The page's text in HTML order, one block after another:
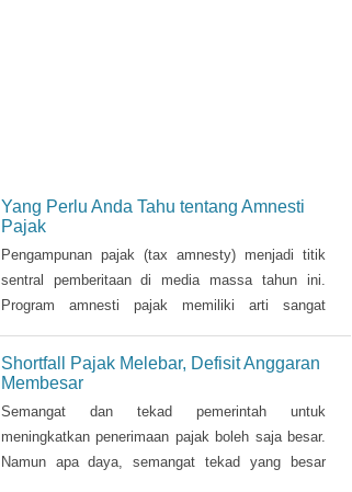
Yang Perlu Anda Tahu tentang Amnesti
Pajak
Pengampunan pajak (tax amnesty) menjadi titik
sentral pemberitaan di media massa tahun ini.
Program amnesti pajak memiliki arti sangat
sehingga Presiden Joko Widodo pun turun tangan
langsung sosialisasi ke sejumlah kota.
Shortfall Pajak Melebar, Defisit Anggaran
Membesar
Semangat dan tekad pemerintah untuk
meningkatkan penerimaan pajak boleh saja besar.
Namun apa daya, semangat tekad yang besar